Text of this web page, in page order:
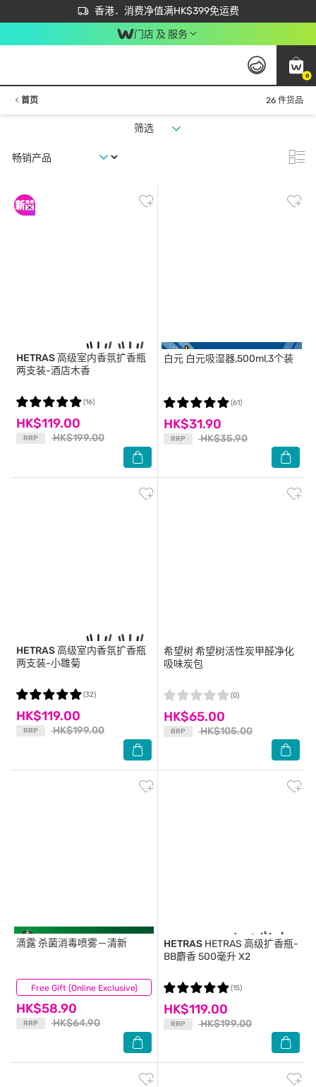
香港．消费净值满HK$399免运费
立即成为易赏钱会员尽享独家优惠
首次APP下单买满$450 输入 NEWAPP 即减$50
门店 及 服务
0
首页 26 件货品
筛选
HETRAS高级室内香氛扩香瓶
两支装-酒店木香
HK$119.00
RRP HK$199.00
(16)
白元 白元吸湿器,500ml,3个装
HK$31.90
RRP HK$35.90
(61)
HETRAS高级室内香氛扩香瓶
两支装-小雛菊
HK$119.00
RRP HK$199.00
(32)
希望树希望树活性炭甲醛净化
吸味炭包
HK$65.00
RRP HK$105.00
(0)
Free Gift (Online Exclusive)
滴露杀菌消毒喷雾－清新
HK$58.90
RRP HK$64.90
(333)
HETRAS HETRAS 高级扩香瓶-
BB麝香 500毫升 X2
HK$119.00
RRP HK$199.00
(15)